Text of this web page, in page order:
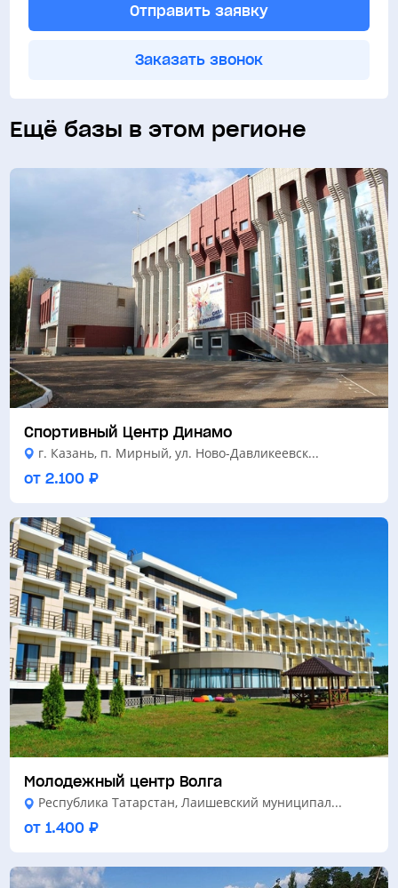
Отправить заявку
Заказать звонок
Ещё базы в этом регионе
Спортивный Центр Динамо
г. Казань, п. Мирный, ул. Ново-Давликеевск...
от 2.100 ₽
Молодежный центр Волга
Республика Татарстан, Лаишевский муниципал...
от 1.400 ₽